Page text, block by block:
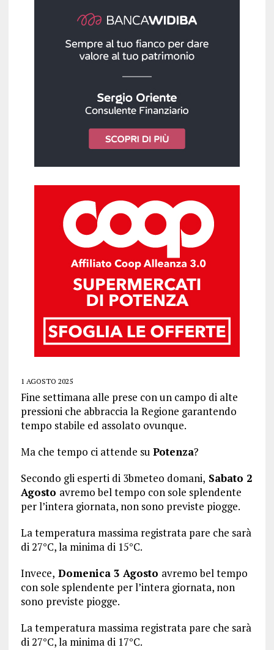
1 AGOSTO 2025
Fine settimana alle prese con un campo di alte
pressioni che abbraccia la Regione garantendo
tempo stabile ed assolato ovunque.
Ma che tempo ci attende su Potenza?
Secondo gli esperti di 3bmeteo domani, Sabato 2
Agosto avremo bel tempo con sole splendente
per l’intera giornata, non sono previste piogge.
La temperatura massima registrata pare che sarà
di 27°C, la minima di 15°C.
Invece, Domenica 3 Agosto avremo bel tempo
con sole splendente per l’intera giornata, non
sono previste piogge.
La temperatura massima registrata pare che sarà
di 27°C, la minima di 17°C.